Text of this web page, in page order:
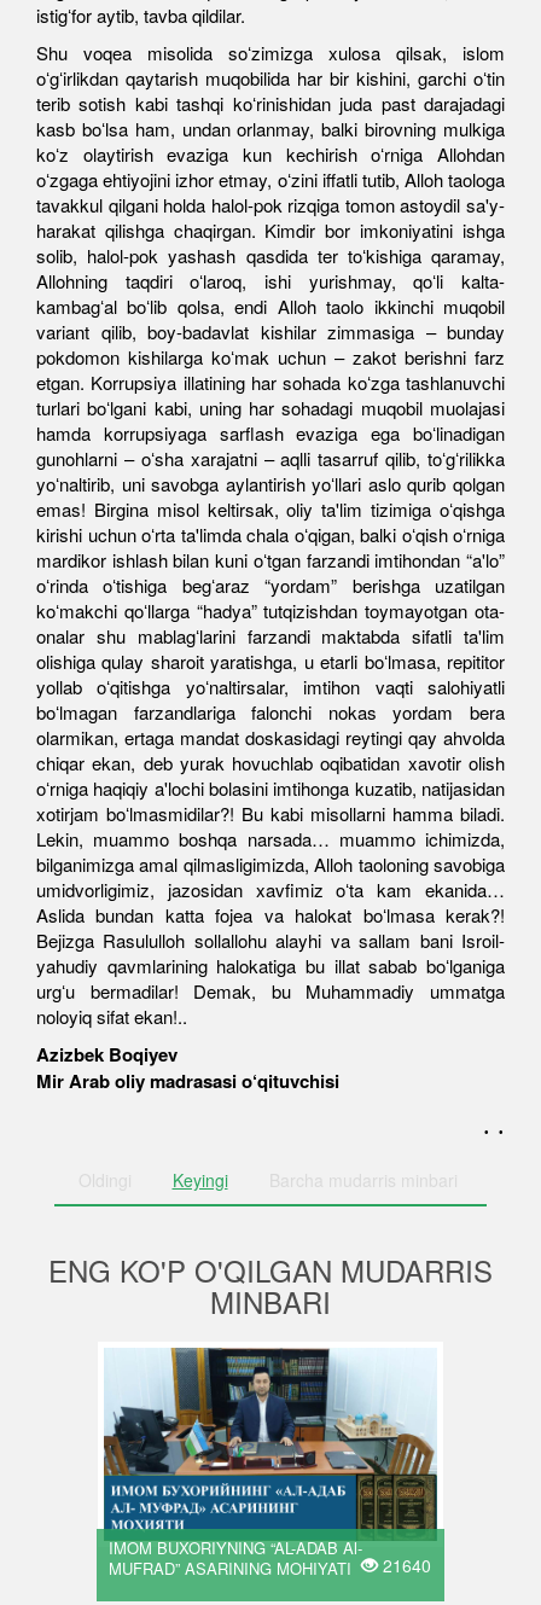
istigʻfor aytib, tavba qildilar.
Shu voqea misolida soʻzimizga xulosa qilsak, islom
oʻgʻirlikdan qaytarish muqobilida har bir kishini, garchi oʻtin
terib sotish kabi tashqi koʻrinishidan juda past darajadagi
kasb boʻlsa ham, undan orlanmay, balki birovning mulkiga
koʻz olaytirish evaziga kun kechirish oʻrniga Allohdan
oʻzgaga ehtiyojini izhor etmay, oʻzini iffatli tutib, Alloh taologa
tavakkul qilgani holda halol-pok rizqiga tomon astoydil sa'y-
harakat qilishga chaqirgan. Kimdir bor imkoniyatini ishga
solib, halol-pok yashash qasdida ter toʻkishiga qaramay,
Allohning taqdiri oʻlaroq, ishi yurishmay, qoʻli kalta-
kambagʻal boʻlib qolsa, endi Alloh taolo ikkinchi muqobil
variant qilib, boy-badavlat kishilar zimmasiga – bunday
pokdomon kishilarga koʻmak uchun – zakot berishni farz
etgan. Korrupsiya illatining har sohada koʻzga tashlanuvchi
turlari boʻlgani kabi, uning har sohadagi muqobil muolajasi
hamda korrupsiyaga sarflash evaziga ega boʻlinadigan
gunohlarni – oʻsha xarajatni – aqlli tasarruf qilib, toʻgʻrilikka
yoʻnaltirib, uni savobga aylantirish yoʻllari aslo qurib qolgan
emas! Birgina misol keltirsak, oliy ta'lim tizimiga oʻqishga
kirishi uchun oʻrta ta'limda chala oʻqigan, balki oʻqish oʻrniga
mardikor ishlash bilan kuni oʻtgan farzandi imtihondan “a'lo”
oʻrinda oʻtishiga begʻaraz “yordam” berishga uzatilgan
koʻmakchi qoʻllarga “hadya” tutqizishdan toymayotgan ota-
onalar shu mablagʻlarini farzandi maktabda sifatli ta'lim
olishiga qulay sharoit yaratishga, u etarli boʻlmasa, repititor
yollab oʻqitishga yoʻnaltirsalar, imtihon vaqti salohiyatli
boʻlmagan farzandlariga falonchi nokas yordam bera
olarmikan, ertaga mandat doskasidagi reytingi qay ahvolda
chiqar ekan, deb yurak hovuchlab oqibatidan xavotir olish
oʻrniga haqiqiy a'lochi bolasini imtihonga kuzatib, natijasidan
xotirjam boʻlmasmidilar?! Bu kabi misollarni hamma biladi.
Lekin, muammo boshqa narsada… muammo ichimizda,
bilganimizga amal qilmasligimizda, Alloh taoloning savobiga
umidvorligimiz, jazosidan xavfimiz oʻta kam ekanida…
Aslida bundan katta fojea va halokat boʻlmasa kerak?!
Bejizga Rasululloh sollallohu alayhi va sallam bani Isroil-
yahudiy qavmlarining halokatiga bu illat sabab boʻlganiga
urgʻu bermadilar! Demak, bu Muhammadiy ummatga
noloyiq sifat ekan!..
Azizbek Boqiyev
Mir Arab oliy madrasasi o‘qituvchisi
. .
Oldingi Keyingi Barcha mudarris minbari
ENG KO'P O'QILGAN MUDARRIS
MINBARI
IMOM BUXORIYNING “AL-ADAB Al-
MUFRAD” ASARINING MOHIYATI
21640